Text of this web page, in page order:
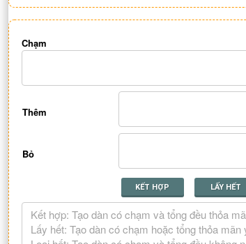
Chạm
Thêm
Bỏ
KẾT HỢP LẤY HẾT